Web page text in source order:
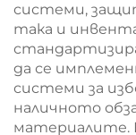
системи,
така и
да се
системи за
наличното
материалите.